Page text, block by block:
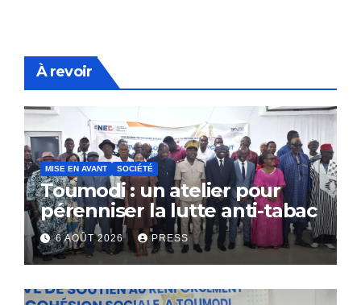
À revoir
MISE EN AVANT SOCIÉTÉ
Toumodi : un atelier pour
pérenniser la lutte anti-tabac
6 AOÛT 2026 PRESS